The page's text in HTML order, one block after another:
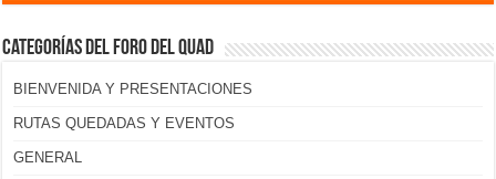
Categorías del foro del Quad
BIENVENIDA Y PRESENTACIONES
RUTAS QUEDADAS Y EVENTOS
GENERAL